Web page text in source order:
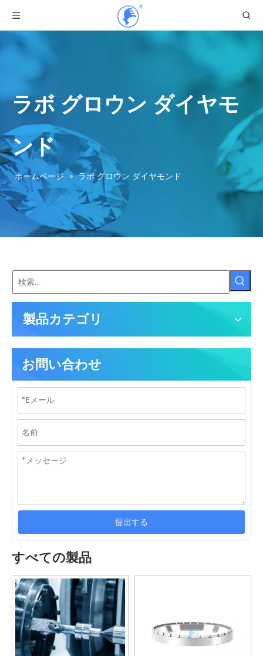
ラボ グロウン ダイヤモ
ンド
ホームページ » ラボ グロウン ダイヤモンド
製品カテゴリ
お問い合わせ
提出する
すべての製品